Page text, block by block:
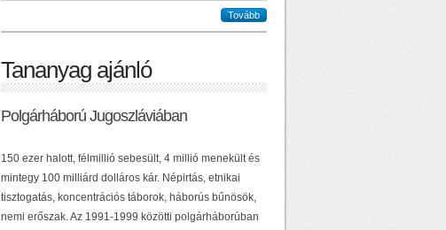
Tovább
Tananyag ajánló
Polgárháború Jugoszláviában
150 ezer halott, félmillió sebesült, 4 millió menekült és
mintegy 100 milliárd dolláros kár. Népirtás, etnikai
tisztogatás, koncentrációs táborok, háborús bűnösök,
nemi erőszak. Az 1991-1999 közötti polgárháborúban